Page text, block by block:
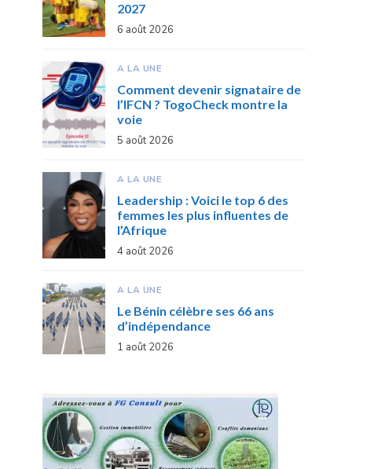
2027
6 août 2026
A LA UNE
Comment devenir signataire de
l’IFCN ? TogoCheck montre la
voie
5 août 2026
A LA UNE
Leadership : Voici le top 6 des
femmes les plus influentes de
l’Afrique
4 août 2026
A LA UNE
Le Bénin célèbre ses 66 ans
d’indépendance
1 août 2026